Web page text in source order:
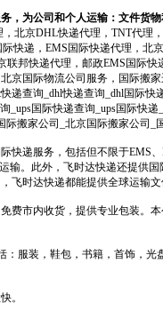
，为公司和个人运输：文件货
北京DHL快递代理，TNT代理
快递，EMS国际快递代理，北
联邦快递代理，邮政EMS国际
京国际物流公司服务，国际搬
递查询_dhl快递查询_dhl国际
_ups国际快递查询_ups国际快
际搬家公司_北京国际搬家公司_
快递服务，包括但不限于EMS
输。此外，飞时达快递还提供
飞时达快递都能提供全球运输
费市内收货，提供专业包装。
：服装，鞋包，书籍，首饰，
。